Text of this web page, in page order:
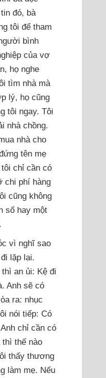
đó, bà
tôi để tham
bình
của vợ
họ nghe
tìm nhà mà
lý, họ cũng
tôi ngay. Tôi
nhà chồng.
nhà cho
tên mẹ
chỉ cần có
chi phí hàng
cũng không
sổ hay một
vì nghĩ sao
lặp lại.
an ủi: Kệ đi
Anh sẽ có
ra: nhục
nói tiếp: Có
chỉ cần có
thế nào
thấy thương
làm mẹ. Nếu